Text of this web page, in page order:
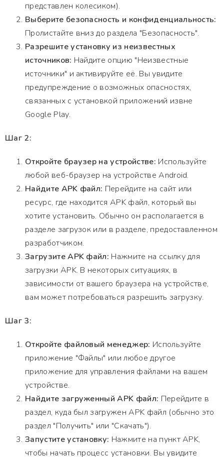
представлен колесиком).
Выберите безопасность и конфиденциальность:
Пролистайте вниз до раздела "Безопасность".
Разрешите установку из неизвестных
источников: Найдите опцию "Неизвестные
источники" и активируйте её. Вы увидите
предупреждение о возможных опасностях,
связанных с установкой приложений извне
Google Play.
Шаг 2:
Откройте браузер на устройстве: Используйте
любой веб-браузер на устройстве Android.
Найдите APK файл: Перейдите на сайт или
ресурс, где находится APK файл, который вы
хотите установить. Обычно он располагается в
разделе загрузок или в разделе, предоставленном
разработчиком.
Загрузите APK файл: Нажмите на ссылку для
загрузки APK. В некоторых ситуациях, в
зависимости от вашего браузера на устройстве,
вам может потребоваться разрешить загрузку.
Шаг 3:
Откройте файловый менеджер: Используйте
приложение "Файлы" или любое другое
приложение для управления файлами на вашем
устройстве.
Найдите загруженный APK файл: Перейдите в
раздел, куда был загружен APK файл (обычно это
раздел "Получить" или "Скачать").
Запустите установку: Нажмите на пункт APK,
чтобы начать процесс установки. Вы увидите